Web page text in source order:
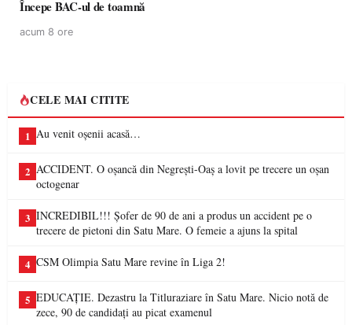
Începe BAC-ul de toamnă
acum 8 ore
CELE MAI CITITE
1 Au venit oșenii acasă…
2 ACCIDENT. O oșancă din Negrești-Oaș a lovit pe trecere un oșan
octogenar
3 INCREDIBIL!!! Șofer de 90 de ani a produs un accident pe o
trecere de pietoni din Satu Mare. O femeie a ajuns la spital
4 CSM Olimpia Satu Mare revine în Liga 2!
5 EDUCAȚIE. Dezastru la Titluraziare în Satu Mare. Nicio notă de
zece, 90 de candidați au picat examenul